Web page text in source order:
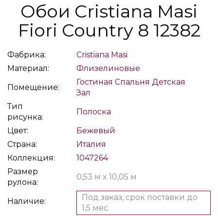
Обои Cristiana Masi
Fiori Country 8 12382
Фабрика:
Cristiana Masi
Материал:
Флизелиновые
Помещение:
Гостиная Спальня Детская
Зал
Тип
рисунка:
Полоска
Цвет:
Бежевый
Страна:
Италия
Коллекция:
1047264
Размер
рулона:
0,53 м x 10,05 м
Наличие:
Под заказ, срок поставки до
1,5 мес.